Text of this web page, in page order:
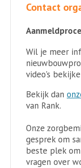
Contact
Wil je meer
video's
Bekijk dan
van Rank.
Onze
gesprek om
beste plek
vragen over